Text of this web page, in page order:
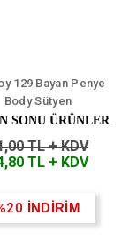
129 Bayan Penye
Body Sütyen
SONU ÜRÜNLER
TL + KDV
TL + KDV
İNDİRİM